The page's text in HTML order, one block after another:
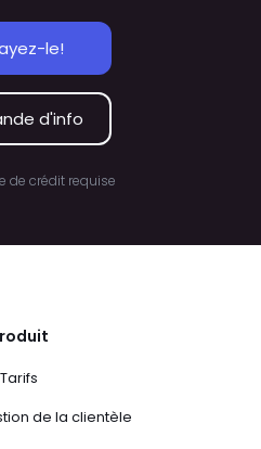
le!
d'info
de crédit requise
Tarifs
de la clientèle